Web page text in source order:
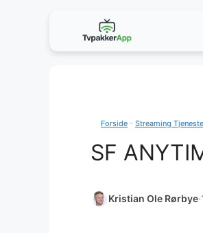
Forside - Streaming
SF
Kristian Ole Rørbye·